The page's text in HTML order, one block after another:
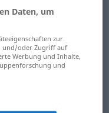
Daten, um
zur
und/oder Zugriff auf
Werbung und Inhalte,
und